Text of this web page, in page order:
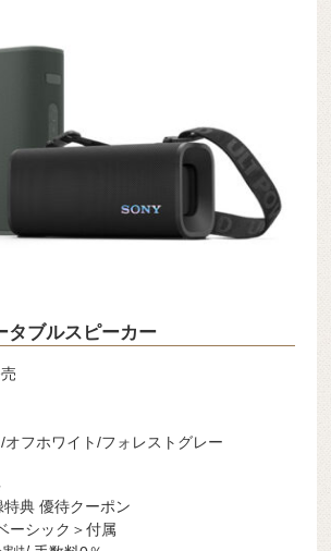
タブルスピーカー
オフホワイト/フォレストグレー
特典 優待クーポン
ーシック＞付属